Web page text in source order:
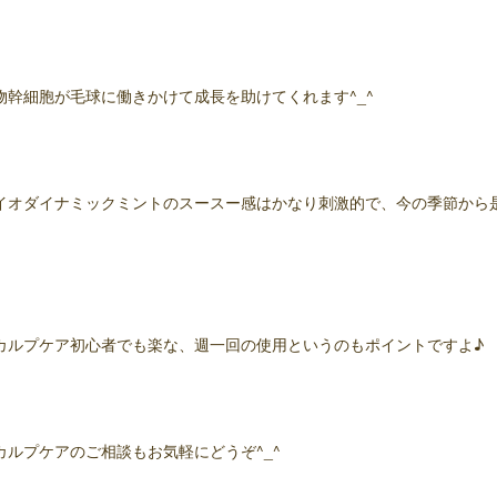
幹細胞が毛球に働きかけて成長を助けてくれます^_^
オダイナミックミントのスースー感はかなり刺激的で、今の季節から
ルプケア初心者でも楽な、週一回の使用というのもポイントですよ♪
ルプケアのご相談もお気軽にどうぞ^_^